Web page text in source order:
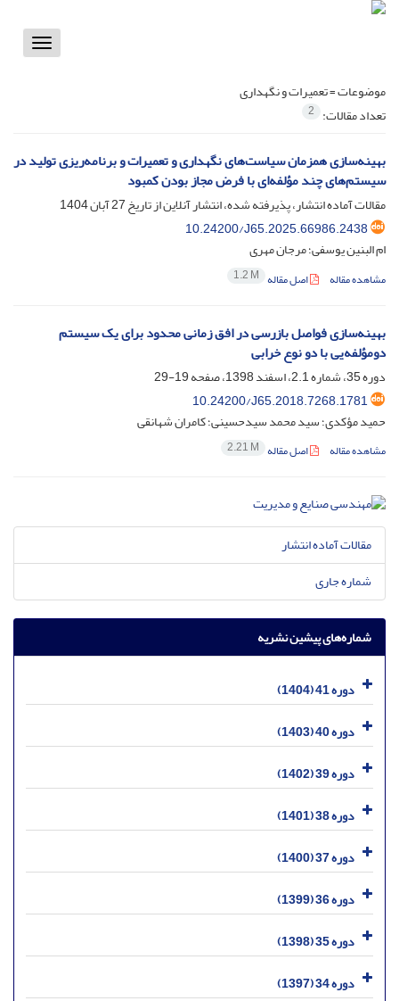
Toggle
موضوعات =تعمیرات و نگهداری
تعداد مقالات: 2
بهینه‌سازی همزمان سیاست‌های نگهداری و تعمیرات و برنامه‌ریزی تولید در
سیستم‌های چند مؤلفه‌ای با فرض مجاز بودن کمبود
مقالات آماده انتشار، پذیرفته شده، انتشار آنلاین از تاریخ27 آبان 1404
10.24200/J65.2025.66986.2438
ام البنین یوسفی؛ مرجان مهری
مشاهده مقاله اصل مقاله 1.2 M
بهینه‌سازی فواصل بازرسی در افق زمانی محدود برای یک سیستم
دومؤلفه‌یی با دو نوع خرابی
دوره 35، شماره 2.1، اسفند 1398، صفحه
19-29
10.24200/J65.2018.7268.1781
حمید مؤکدی؛ سید محمد سیدحسینی؛ کامران شهانقی
مشاهده مقاله اصل مقاله 2.21 M
مقالات آماده انتشار
شماره جاری
شماره‌های پیشین نشریه
دوره 41 (1404)
دوره 40 (1403)
دوره 39 (1402)
دوره 38 (1401)
دوره 37 (1400)
دوره 36 (1399)
دوره 35 (1398)
دوره 34 (1397)